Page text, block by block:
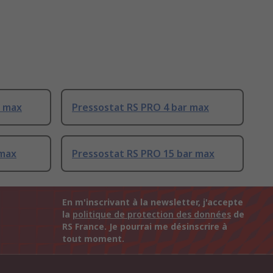
max Pressostat RS PRO 4 bar max
Pressostat RS PRO 15 bar max
En m'inscrivant à la newsletter, j'accepte
la politique de protection des données de
RS France. Je pourrai me désinscrire à
tout moment.